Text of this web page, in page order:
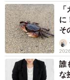
に
そ
誰
な